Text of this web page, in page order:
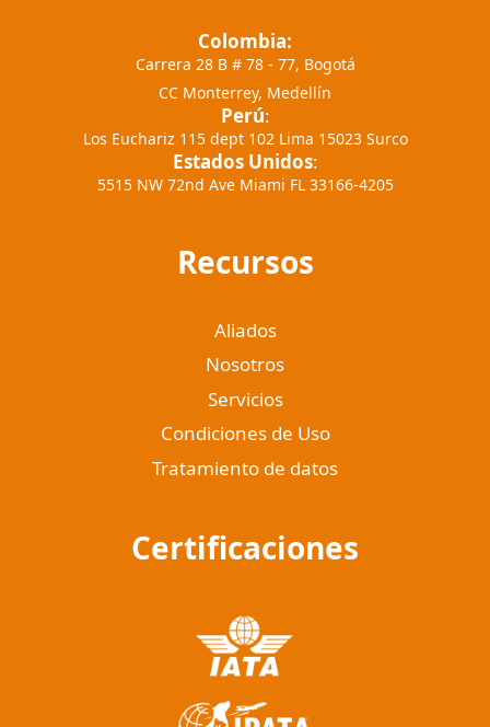
Colombia:
Carrera 28 B # 78 - 77, Bogotá
CC Monterrey, Medellín
Perú:
Los Euchariz 115 dept 102 Lima 15023 Surco
Estados Unidos:
5515 NW 72nd Ave Miami FL 33166-4205
Recursos
Aliados
Nosotros
Servicios
Condiciones de Uso
Tratamiento de datos
Certificaciones